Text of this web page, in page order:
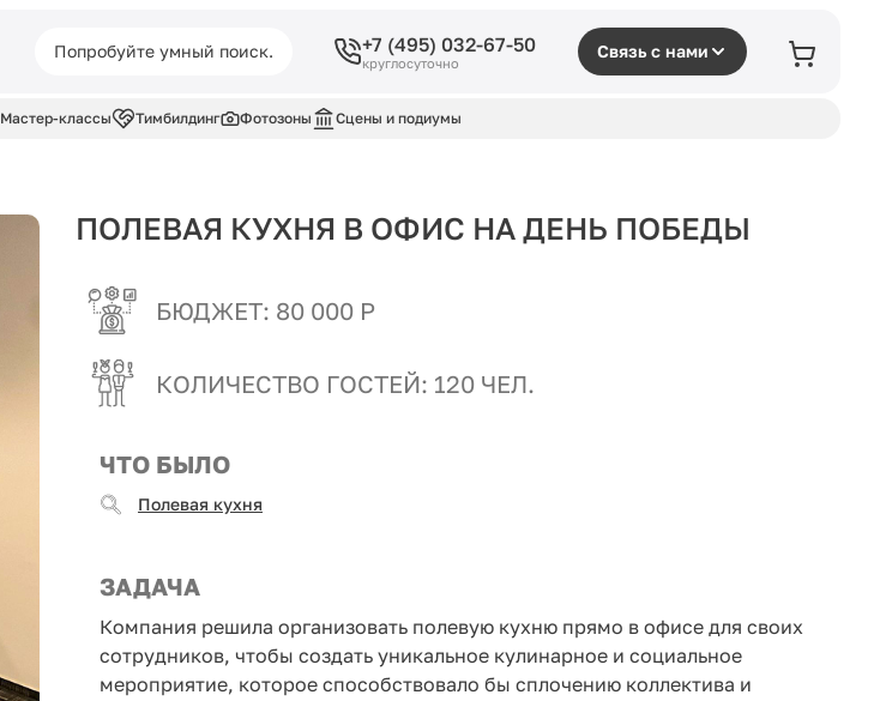
+7 (495) 032-67-50
круглосуточно
Связь с нами
Мастер-классы Тимбилдинг Фотозоны Сцены и подиумы
ПОЛЕВАЯ КУХНЯ В ОФИС НА ДЕНЬ ПОБЕДЫ
БЮДЖЕТ: 80 000 Р
КОЛИЧЕСТВО ГОСТЕЙ: 120 ЧЕЛ.
ЧТО БЫЛО
Полевая кухня
ЗАДАЧА
Компания решила организовать полевую кухню прямо в офисе для своих
сотрудников, чтобы создать уникальное кулинарное и социальное
мероприятие, которое способствовало бы сплочению коллектива и